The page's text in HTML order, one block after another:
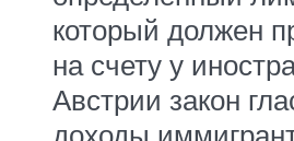
который должен
на счету у
Австрии закон